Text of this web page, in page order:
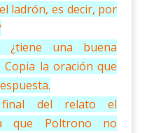
ladrón, es decir, por
¿tiene una buena
Copia la oración que
del relato el
que Poltrono no